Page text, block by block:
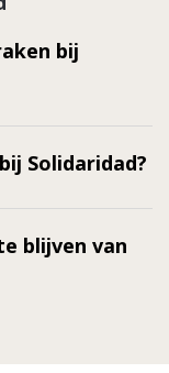
bij
Solidaridad?
blijven van